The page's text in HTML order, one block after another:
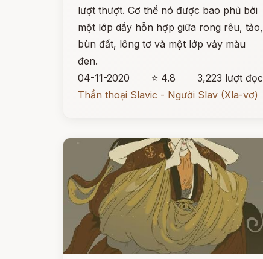
lượt thượt. Cơ thể nó được bao phủ bởi
một lớp dầy hỗn hợp giữa rong rêu, tảo,
bùn đất, lông tơ và một lớp vảy màu
đen.
04-11-2020
⭐ 4.8
3,223 lượt đọc
Thần thoại Slavic - Người Slav (Xla-vơ)